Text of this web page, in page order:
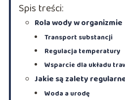
Spis treści:
Rola wody w organizmie
Transport substancji
Regulacja temperatury
Wsparcie dla układu
Jakie są zalety
Woda a urodę